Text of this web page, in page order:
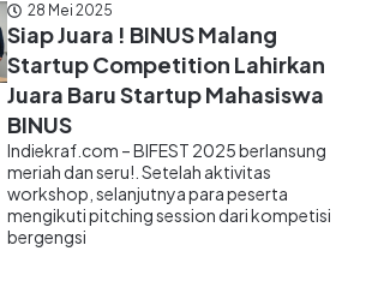
28 Mei 2025
Siap Juara ! BINUS Malang
Startup Competition Lahirkan
Juara Baru Startup Mahasiswa
BINUS
Indiekraf.com – BIFEST 2025 berlansung
meriah dan seru!. Setelah aktivitas
workshop, selanjutnya para peserta
mengikuti pitching session dari kompetisi
bergengsi